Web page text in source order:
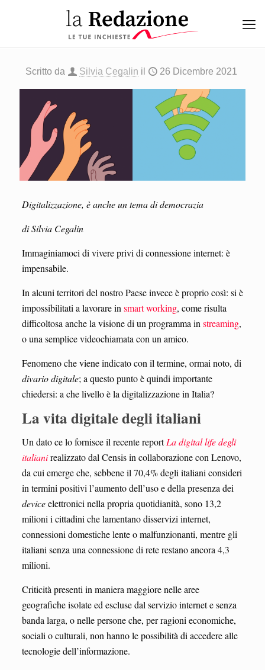
Scritto da Silvia Cegalin il 26 Dicembre 2021
Digitalizzazione, è anche un tema di democrazia
di Silvia Cegalin
Immaginiamoci di vivere privi di connessione internet: è
impensabile.
In alcuni territori del nostro Paese invece è proprio così: si è
impossibilitati a lavorare insmart working, come risulta
difficoltosa anche la visione di un programma instreaming,
o una semplice videochiamata con un amico.
Fenomeno che viene indicato con il termine, ormai noto, di
divario digitale; a questo punto è quindi importante
chiedersi: a che livello è la digitalizzazione in Italia?
La vita digitale degli italiani
Un dato ce lo fornisce il recente reportLa digital life degli
italianirealizzato dal Censis in collaborazione con Lenovo,
da cui emerge che, sebbene il 70,4% degli italiani consideri
in termini positivi l’aumento dell’uso e della presenza dei
deviceelettronici nella propria quotidianità, sono 13,2
milioni i cittadini che lamentano disservizi internet,
connessioni domestiche lente o malfunzionanti, mentre gli
italiani senza una connessione di rete restano ancora 4,3
milioni.
Criticità presenti in maniera maggiore nelle aree
geografiche isolate ed escluse dal servizio internet e senza
banda larga, o nelle persone che, per ragioni economiche,
sociali o culturali, non hanno le possibilità di accedere alle
tecnologie dell’informazione.